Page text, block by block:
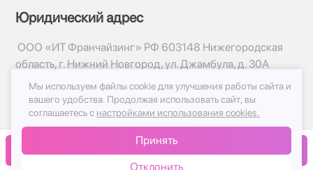
В корзину
Юридический адрес
ООО «ИТ Франчайзинг» РФ 603148 Нижегородская
область, г. Нижний Новгород, ул. Джамбула, д. 30А
© 2017-2026г, База Цветов 24.ру
Политика конфиденциальности
Публичная оферта
Мы используем файлы cookie для улучшения работы сайта и
вашего удобства. Продолжая использовать сайт, вы
соглашаетесь с настройками использования cookies.
Принять
Отклонить